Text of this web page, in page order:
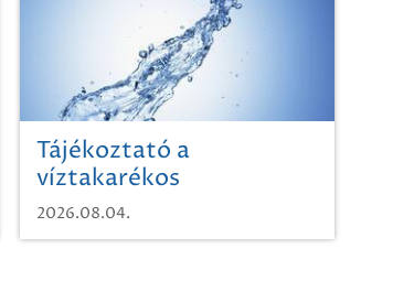
Tájékoztató a
víztakarékos
vízhasználatról
2026.08.04.